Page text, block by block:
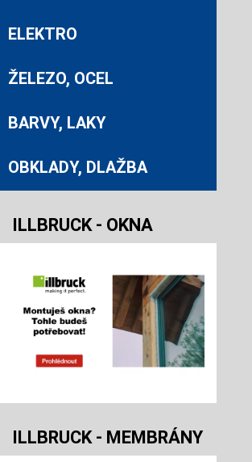
ELEKTRO
ŽELEZO, OCEL
BARVY, LAKY
OBKLADY, DLAŽBA
ILLBRUCK - OKNA
ILLBRUCK - MEMBRÁNY